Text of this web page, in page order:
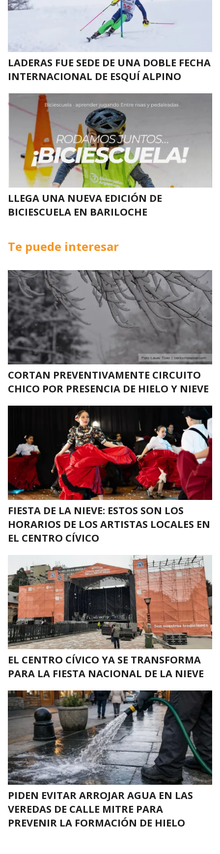
LADERAS FUE SEDE DE UNA DOBLE FECHA
INTERNACIONAL DE ESQUÍ ALPINO
LLEGA UNA NUEVA EDICIÓN DE
BICIESCUELA EN BARILOCHE
Te puede interesar
CORTAN PREVENTIVAMENTE CIRCUITO
CHICO POR PRESENCIA DE HIELO Y NIEVE
FIESTA DE LA NIEVE: ESTOS SON LOS
HORARIOS DE LOS ARTISTAS LOCALES EN
EL CENTRO CÍVICO
EL CENTRO CÍVICO YA SE TRANSFORMA
PARA LA FIESTA NACIONAL DE LA NIEVE
PIDEN EVITAR ARROJAR AGUA EN LAS
VEREDAS DE CALLE MITRE PARA
PREVENIR LA FORMACIÓN DE HIELO